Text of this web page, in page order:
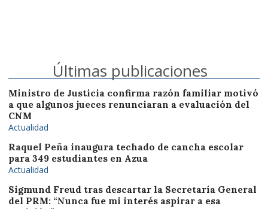
Últimas publicaciones
Ministro de Justicia confirma razón familiar motivó
a que algunos jueces renunciaran a evaluación del
CNM
Actualidad
Raquel Peña inaugura techado de cancha escolar
para 349 estudiantes en Azua
Actualidad
Sigmund Freud tras descartar la Secretaría General
del PRM: “Nunca fue mi interés aspirar a esa